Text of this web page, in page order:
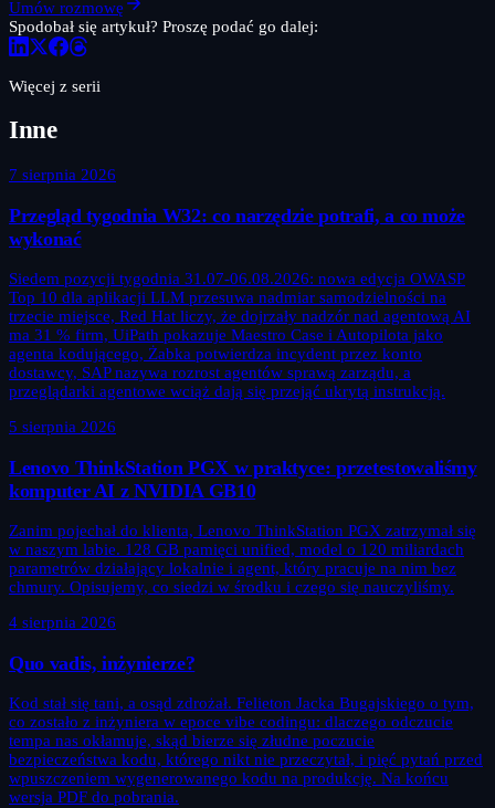
Umów rozmowę
Spodobał się artykuł? Proszę podać go dalej:
Więcej z serii
Inne
7 sierpnia 2026
Przegląd tygodnia W32: co narzędzie potrafi, a co może
wykonać
Siedem pozycji tygodnia 31.07-06.08.2026: nowa edycja OWASP
Top 10 dla aplikacji LLM przesuwa nadmiar samodzielności na
trzecie miejsce, Red Hat liczy, że dojrzały nadzór nad agentową AI
ma 31 % firm, UiPath pokazuje Maestro Case i Autopilota jako
agenta kodującego, Żabka potwierdza incydent przez konto
dostawcy, SAP nazywa rozrost agentów sprawą zarządu, a
przeglądarki agentowe wciąż dają się przejąć ukrytą instrukcją.
5 sierpnia 2026
Lenovo ThinkStation PGX w praktyce: przetestowaliśmy
komputer AI z NVIDIA GB10
Zanim pojechał do klienta, Lenovo ThinkStation PGX zatrzymał się
w naszym labie. 128 GB pamięci unified, model o 120 miliardach
parametrów działający lokalnie i agent, który pracuje na nim bez
chmury. Opisujemy, co siedzi w środku i czego się nauczyliśmy.
4 sierpnia 2026
Quo vadis, inżynierze?
Kod stał się tani, a osąd zdrożał. Felieton Jacka Bugajskiego o tym,
co zostało z inżyniera w epoce vibe codingu: dlaczego odczucie
tempa nas okłamuje, skąd bierze się złudne poczucie
bezpieczeństwa kodu, którego nikt nie przeczytał, i pięć pytań przed
wpuszczeniem wygenerowanego kodu na produkcję. Na końcu
wersja PDF do pobrania.